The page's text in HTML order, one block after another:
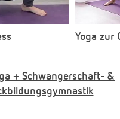
Yoga zur
+ Schwangerschaft- &